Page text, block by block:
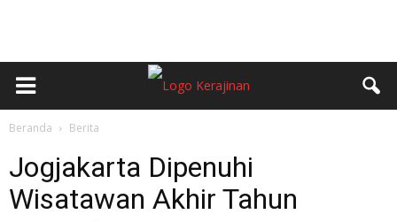
Beranda Berita
Jogjakarta Dipenuhi
Wisatawan Akhir Tahun